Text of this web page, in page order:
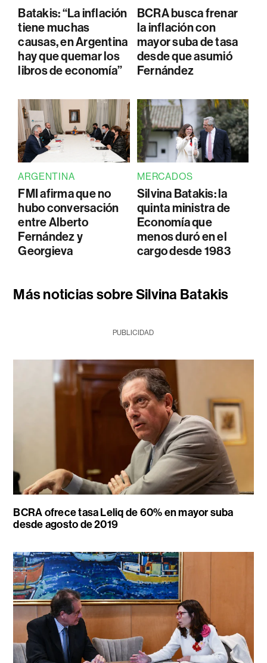
Batakis: “La inflación
tiene muchas
causas, en Argentina
hay que quemar los
libros de economía”
BCRA busca frenar
la inflación con
mayor suba de tasa
desde que asumió
Fernández
ARGENTINA
FMI afirma que no
hubo conversación
entre Alberto
Fernández y
Georgieva
MERCADOS
Silvina Batakis: la
quinta ministra de
Economía que
menos duró en el
cargo desde 1983
Más noticias sobre Silvina Batakis
PUBLICIDAD
BCRA ofrece tasa Leliq de 60% en mayor suba
desde agosto de 2019